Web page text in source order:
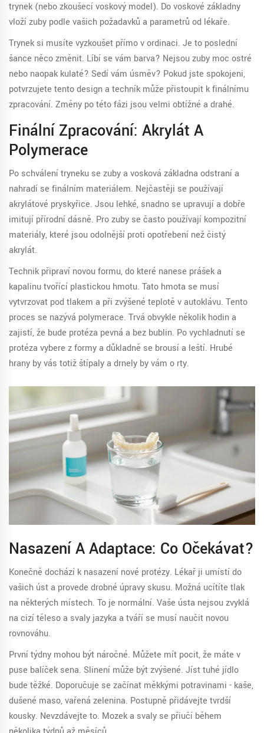
trynek (nebo zkoušecí voskový model). Do voskové základny
vloží zuby podle vašich požadavků a parametrů od lékaře.
Trynek si musíte vyzkoušet přímo v ordinaci. Je to poslední
šance něco změnit. Líbí se vám barva? Nejsou zuby moc ostré
nebo naopak kulaté? Sedí vám úsměv? Pokud jste spokojeni,
potvrzujete tento design a techník může přistoupit k finálnímu
zpracování. Změny po této fázi jsou velmi obtížné a drahé.
Finální Zpracování: Akrylát A
Polymerace
Po schválení tryneku se zuby a vosková základna odstraní a
nahradí se finálním materiálem. Nejčastěji se používají
akrylátové pryskyřice. Jsou lehké, snadno se upravují a dobře
imitují přírodní dásně. Pro zuby se často používají kompozitní
materiály, které jsou odolnější proti opotřebení než čistý
akrylát.
Technik připraví novou formu, do které nanese prášek a
kapalinu tvořící plastickou hmotu. Tato hmota se musí
vytvrzovat pod tlakem a při zvýšené teplotě v autoklávu. Tento
proces se nazývá polymerace. Trvá obvykle několik hodin a
zajistí, že bude protéza pevná a bez bublin. Po vychladnutí se
protéza vybere z formy a důkladně se brousí a leští. Hrubé
hrany by vás totiž štípaly a drnely by vám o rty.
Nasazení A Adaptace: Co Očekávat?
Konečně dochází k nasazení nové protézy. Lékař ji umístí do
vašich úst a provede drobné úpravy skusu. Možná ucítíte tlak
na některých místech. To je normální. Vaše ústa nejsou zvyklá
na cizí těleso a svaly jazyka a tváří se musí naučit novou
rovnováhu.
První týdny mohou být náročné. Můžete mít pocit, že máte v
puse balíček sena. Slinení může být zvýšené. Jíst tuhé jídlo
bude těžké. Doporučuje se začínat měkkými potravinami - kaše,
dušené maso, vařená zelenina. Postupně přidávejte tvrdší
kousky. Nevzdávejte to. Mozek a svaly se přiučí během